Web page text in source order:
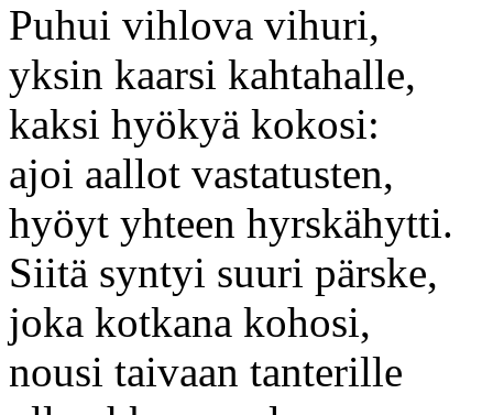
Puhui vihlova vihuri,
yksin kaarsi kahtahalle,
kaksi hyökyä kokosi:
ajoi aallot vastatusten,
hyöyt yhteen hyrskähytti.
Siitä syntyi suuri pärske,
joka kotkana kohosi,
nousi taivaan tanterille